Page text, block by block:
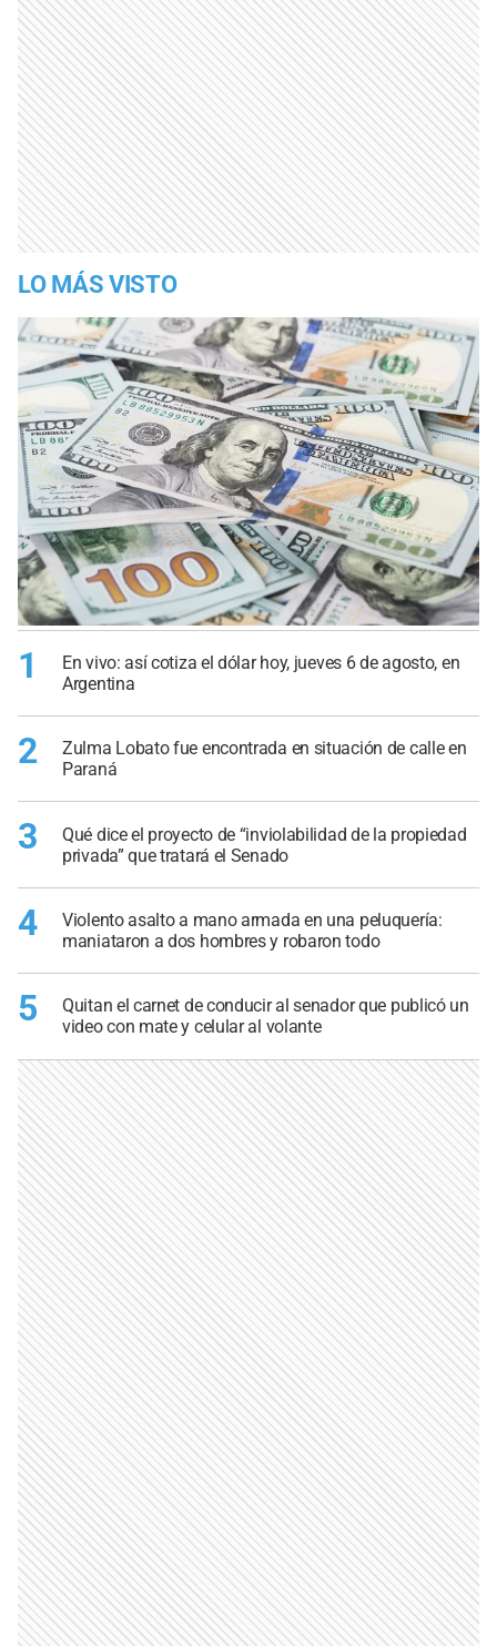
LO MÁS VISTO
1
En vivo: así cotiza el dólar hoy, jueves 6 de agosto, en
Argentina
2
Zulma Lobato fue encontrada en situación de calle en
Paraná
3
Qué dice el proyecto de “inviolabilidad de la propiedad
privada” que tratará el Senado
4
Violento asalto a mano armada en una peluquería:
maniataron a dos hombres y robaron todo
5
Quitan el carnet de conducir al senador que publicó un
video con mate y celular al volante